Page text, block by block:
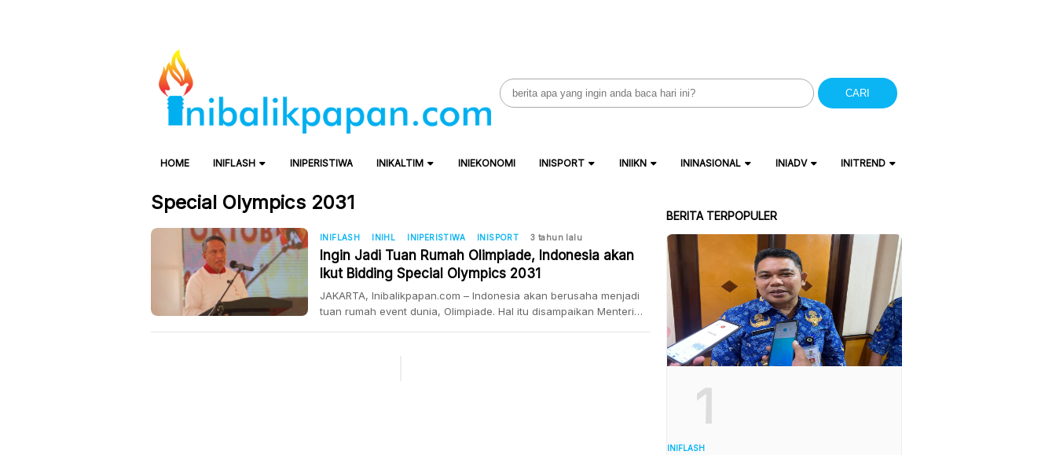
Search
for:
CARI
HOME INIFLASH INIPERISTIWA INIKALTIM INIEKONOMI INISPORT INIIKN ININASIONAL INIADV INITREND
Special Olympics 2031
INIFLASH INIHL INIPERISTIWA INISPORT 3 tahun lalu
Ingin Jadi Tuan Rumah Olimpiade, Indonesia akan
Ikut Bidding Special Olympics 2031
JAKARTA, Inibalikpapan.com – Indonesia akan berusaha menjadi
tuan rumah event dunia, Olimpiade. Hal itu disampaikan Menteri
BERITA TERPOPULER
1
INIFLASH